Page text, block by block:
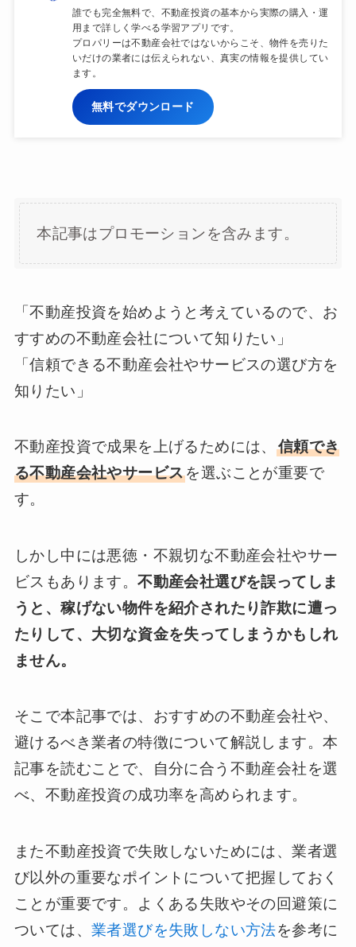
誰でも完全無料で、不動産投資の基本から実際の購入・運
用まで詳しく学べる学習アプリです。
プロパリーは不動産会社ではないからこそ、物件を売りた
いだけの業者には伝えられない、真実の情報を提供してい
ます。
無料でダウンロード
本記事はプロモーションを含みます。
「不動産投資を始めようと考えているので、お
すすめの不動産会社について知りたい」
「信頼できる不動産会社やサービスの選び方を
知りたい」
不動産投資で成果を上げるためには、 信頼でき
る不動産会社やサービスを選ぶことが重要で
す。
しかし中には悪徳・不親切な不動産会社やサー
ビスもあります。不動産会社選びを誤ってしま
うと、稼げない物件を紹介されたり詐欺に遭っ
たりして、大切な資金を失ってしまうかもしれ
ません。
そこで本記事では、おすすめの不動産会社や、
避けるべき業者の特徴について解説します。本
記事を読むことで、自分に合う不動産会社を選
べ、不動産投資の成功率を高められます。
また不動産投資で失敗しないためには、業者選
び以外の重要なポイントについて把握しておく
ことが重要です。よくある失敗やその回避策に
ついては、 業者選びを失敗しない方法を参考に